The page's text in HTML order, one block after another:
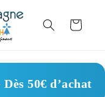
Cart
50€ d’achat